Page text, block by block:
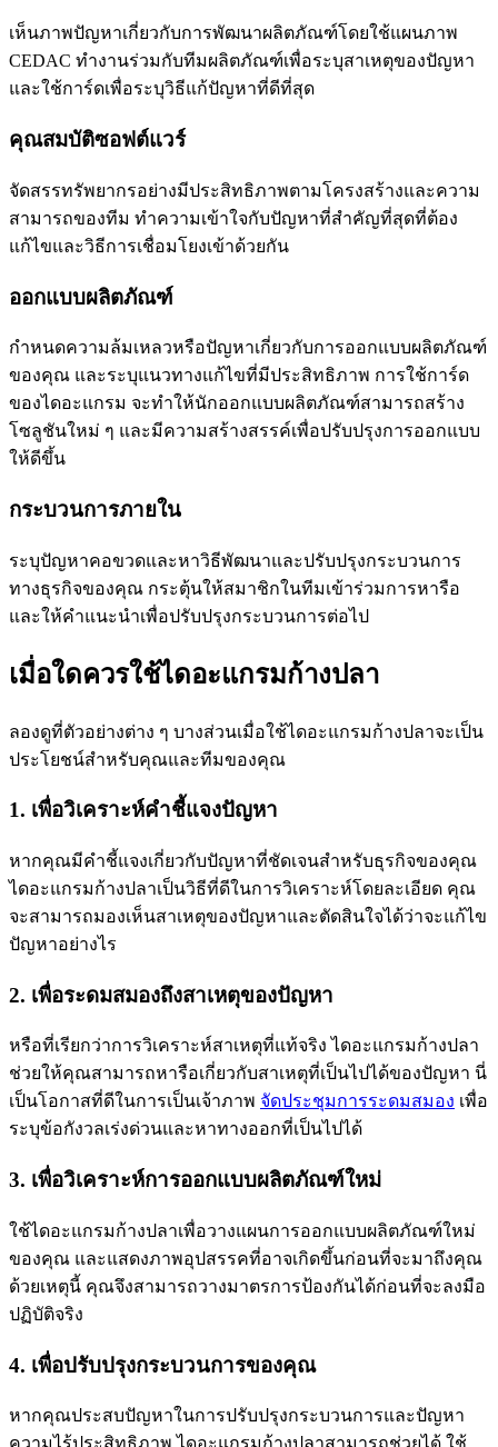
เห็นภาพปัญหาเกี่ยวกับการพัฒนาผลิตภัณฑ์โดยใช้แผนภาพ
CEDAC ทำงานร่วมกับทีมผลิตภัณฑ์เพื่อระบุสาเหตุของปัญหา
และใช้การ์ดเพื่อระบุวิธีแก้ปัญหาที่ดีที่สุด
คุณสมบัติซอฟต์แวร์
จัดสรรทรัพยากรอย่างมีประสิทธิภาพตามโครงสร้างและความ
สามารถของทีม ทำความเข้าใจกับปัญหาที่สำคัญที่สุดที่ต้อง
แก้ไขและวิธีการเชื่อมโยงเข้าด้วยกัน
ออกแบบผลิตภัณฑ์
กำหนดความล้มเหลวหรือปัญหาเกี่ยวกับการออกแบบผลิตภัณฑ์
ของคุณ และระบุแนวทางแก้ไขที่มีประสิทธิภาพ การใช้การ์ด
ของไดอะแกรม จะทำให้นักออกแบบผลิตภัณฑ์สามารถสร้าง
โซลูชันใหม่ ๆ และมีความสร้างสรรค์เพื่อปรับปรุงการออกแบบ
ให้ดีขึ้น
กระบวนการภายใน
ระบุปัญหาคอขวดและหาวิธีพัฒนาและปรับปรุงกระบวนการ
ทางธุรกิจของคุณ กระตุ้นให้สมาชิกในทีมเข้าร่วมการหารือ
และให้คำแนะนำเพื่อปรับปรุงกระบวนการต่อไป
เมื่อใดควรใช้ไดอะแกรมก้างปลา
ลองดูที่ตัวอย่างต่าง ๆ บางส่วนเมื่อใช้ไดอะแกรมก้างปลาจะเป็น
ประโยชน์สำหรับคุณและทีมของคุณ
1. เพื่อวิเคราะห์คำชี้แจงปัญหา
หากคุณมีคำชี้แจงเกี่ยวกับปัญหาที่ชัดเจนสำหรับธุรกิจของคุณ
ไดอะแกรมก้างปลาเป็นวิธีที่ดีในการวิเคราะห์โดยละเอียด คุณ
จะสามารถมองเห็นสาเหตุของปัญหาและตัดสินใจได้ว่าจะแก้ไข
ปัญหาอย่างไร
2. เพื่อระดมสมองถึงสาเหตุของปัญหา
หรือที่เรียกว่าการวิเคราะห์สาเหตุที่แท้จริง ไดอะแกรมก้างปลา
ช่วยให้คุณสามารถหารือเกี่ยวกับสาเหตุที่เป็นไปได้ของปัญหา นี่
เป็นโอกาสที่ดีในการเป็นเจ้าภาพ จัดประชุมการระดมสมอง เพื่อ
ระบุข้อกังวลเร่งด่วนและหาทางออกที่เป็นไปได้
3. เพื่อวิเคราะห์การออกแบบผลิตภัณฑ์ใหม่
ใช้ไดอะแกรมก้างปลาเพื่อวางแผนการออกแบบผลิตภัณฑ์ใหม่
ของคุณ และแสดงภาพอุปสรรคที่อาจเกิดขึ้นก่อนที่จะมาถึงคุณ
ด้วยเหตุนี้ คุณจึงสามารถวางมาตรการป้องกันได้ก่อนที่จะลงมือ
ปฏิบัติจริง
4. เพื่อปรับปรุงกระบวนการของคุณ
หากคุณประสบปัญหาในการปรับปรุงกระบวนการและปัญหา